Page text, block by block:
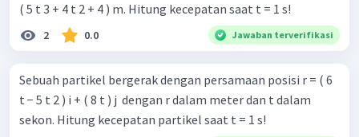
( 5 t 3 + 4 t 2 + 4 ) m. Hitung kecepatan saat t = 1 s!
2 0.0 Jawaban terverifikasi
Sebuah partikel bergerak dengan persamaan posisi r = ( 6
t − 5 t 2 ) i + ( 8 t ) j ​ dengan r dalam meter dan t dalam
sekon. Hitung kecepatan partikel saat t = 1 s!